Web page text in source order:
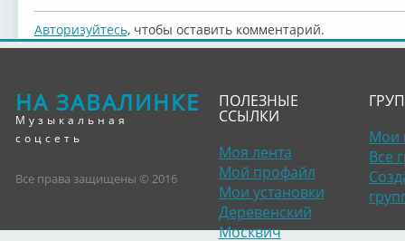
Авторизуйтесь, чтобы оставить комментарий.
НА ЗАВАЛИНКЕ
Музыкальная
соцсеть
Все права защищены © 2016
ПОЛЕЗНЫЕ
ССЫЛКИ
Моя лента
Мой профайл
Мои установки
Деревенский
Москвич
Мои
Все